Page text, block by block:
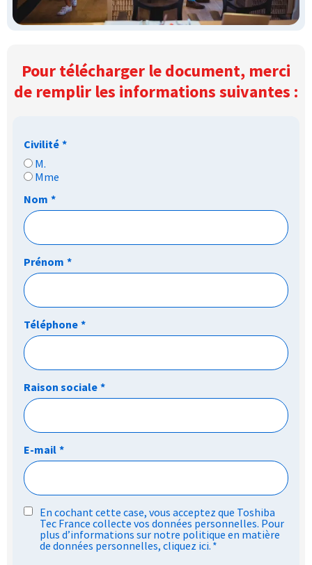
Pour télécharger le document, merci
de remplir les informations suivantes :
Civilité *
M.
Mme
Nom *
Prénom *
Téléphone *
Raison sociale *
E-mail *
RGPDEn cochant cette case, vous acceptez que Toshiba
Tec France collecte vos données personnelles. Pour
plus d’informations sur notre politique en matière
de données personnelles, cliquez ici.*